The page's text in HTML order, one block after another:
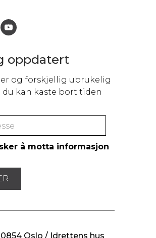
oppdatert
og forskjellig ubrukelig
kan kaste bort tiden
å motta informasjon
Oslo / Idrettens hus